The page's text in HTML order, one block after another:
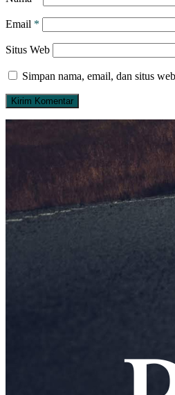
Email *
Situs Web
Simpan nama, email, dan situs